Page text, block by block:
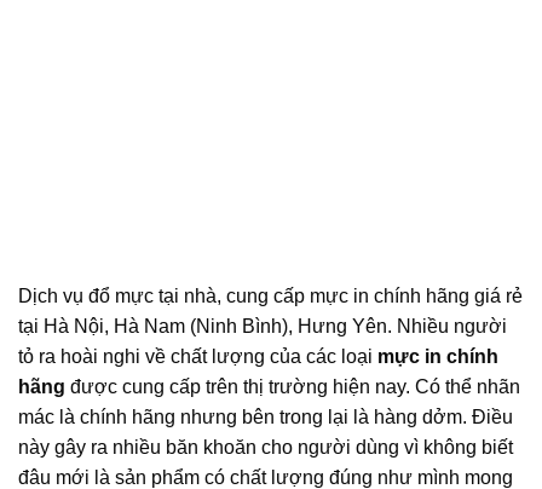
Dịch vụ đổ mực tại nhà, cung cấp mực in chính hãng giá rẻ
tại Hà Nội, Hà Nam (Ninh Bình), Hưng Yên. Nhiều người
tỏ ra hoài nghi về chất lượng của các loại mực in chính
hãng được cung cấp trên thị trường hiện nay. Có thể nhãn
mác là chính hãng nhưng bên trong lại là hàng dởm. Điều
này gây ra nhiều băn khoăn cho người dùng vì không biết
đâu mới là sản phẩm có chất lượng đúng như mình mong